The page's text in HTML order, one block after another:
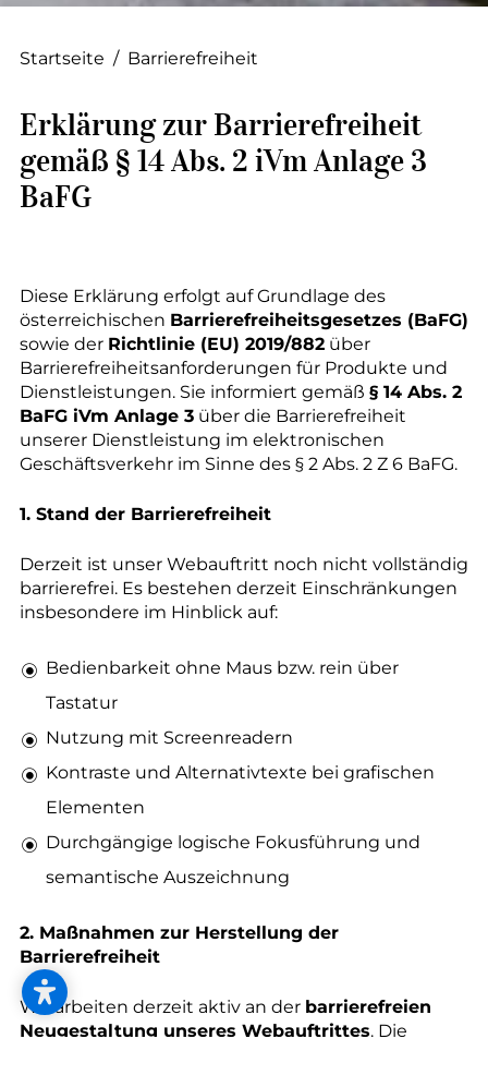
--
--
--
Startseite / Barrierefreiheit
Erklärung zur Barrierefreiheit
gemäß § 14 Abs. 2 iVm Anlage 3
BaFG
Diese Erklärung erfolgt auf Grundlage des
österreichischen Barrierefreiheitsgesetzes (BaFG)
sowie der Richtlinie (EU) 2019/882 über
Barrierefreiheitsanforderungen für Produkte und
Dienstleistungen. Sie informiert gemäß § 14 Abs. 2
BaFG iVm Anlage 3 über die Barrierefreiheit
unserer Dienstleistung im elektronischen
Geschäftsverkehr im Sinne des § 2 Abs. 2 Z 6 BaFG.
1. Stand der Barrierefreiheit
Derzeit ist unser Webauftritt noch nicht vollständig
barrierefrei. Es bestehen derzeit Einschränkungen
insbesondere im Hinblick auf:
Bedienbarkeit ohne Maus bzw. rein über
Tastatur
Nutzung mit Screenreadern
Kontraste und Alternativtexte bei grafischen
Elementen
Durchgängige logische Fokusführung und
semantische Auszeichnung
2. Maßnahmen zur Herstellung der
Barrierefreiheit
Wir arbeiten derzeit aktiv an der barrierefreien
Neugestaltung unseres Webauftrittes. Die